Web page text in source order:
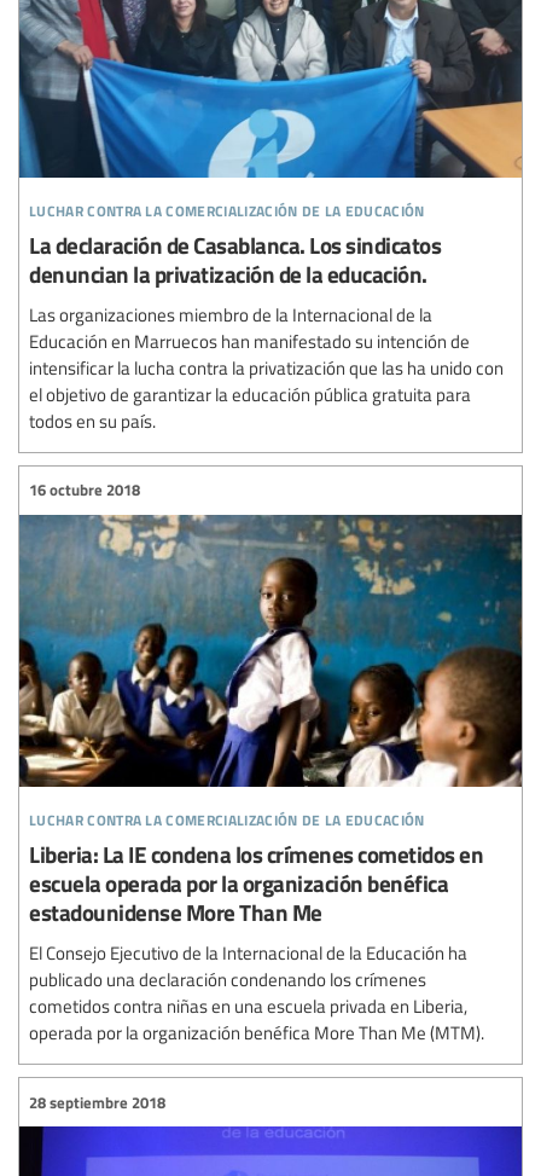
luchar contra la comercialización de la educación
La declaración de Casablanca. Los sindicatos
denuncian la privatización de la educación.
Las organizaciones miembro de la Internacional de la
Educación en Marruecos han manifestado su intención de
intensificar la lucha contra la privatización que las ha unido con
el objetivo de garantizar la educación pública gratuita para
todos en su país.
luchar contra la comercialización de la educación
16 octubre 2018
Liberia: La IE condena los crímenes cometidos en
escuela operada por la organización benéfica
estadounidense More Than Me
El Consejo Ejecutivo de la Internacional de la Educación ha
publicado una declaración condenando los crímenes
cometidos contra niñas en una escuela privada en Liberia,
operada por la organización benéfica More Than Me (MTM).
28 septiembre 2018